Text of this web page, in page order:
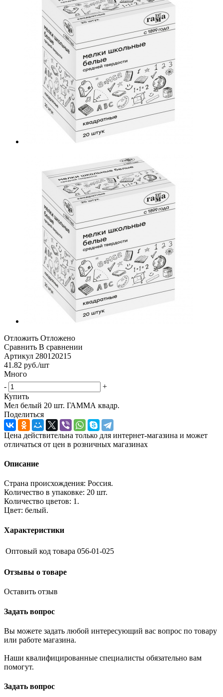
Отложить Отложено
Сравнить В сравнении
Артикул 280120215
41.82 руб./шт
Много
-
+
Купить
Мел белый 20 шт. ГАММА квадр.
Поделиться
Цена действительна только для интернет-магазина и может
отличаться от цен в розничных магазинах
Описание
Страна происхождения: Россия.
Количество в упаковке: 20 шт.
Количество цветов: 1.
Цвет: белый.
Характеристики
Оптовый код товара 056-01-025
Отзывы о товаре
Оставить отзыв
Задать вопрос
Вы можете задать любой интересующий вас вопрос по товару
или работе магазина.
Наши квалифицированные специалисты обязательно вам
помогут.
Задать вопрос